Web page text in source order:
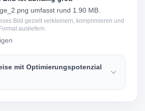
umfasst rund 1.90 MB.
Bild gezielt verkleinern, komprimieren und
ausliefern.
mit Optimierungspotenzial